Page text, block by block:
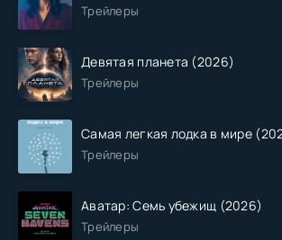
Трейлеры
Девятая планета (2026)
Трейлеры
Самая легкая лодка в мире
Трейлеры
Аватар: Семь убежищ (2026)
Трейлеры